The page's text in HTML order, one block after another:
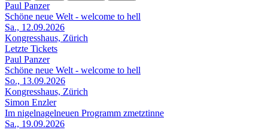
Paul Panzer
Schöne neue Welt - welcome to hell
Sa., 12.09.2026
Kongresshaus, Zürich
Letzte Tickets
Paul Panzer
Schöne neue Welt - welcome to hell
So., 13.09.2026
Kongresshaus, Zürich
Simon Enzler
Im nigelnagelneuen Programm zmetztinne
Sa., 19.09.2026